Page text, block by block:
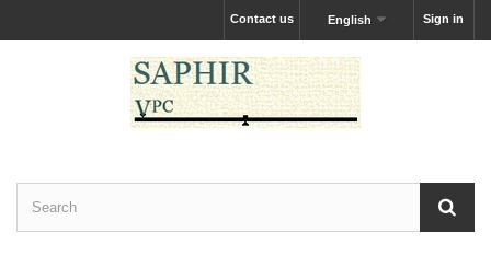
Sign in
English
Contact us